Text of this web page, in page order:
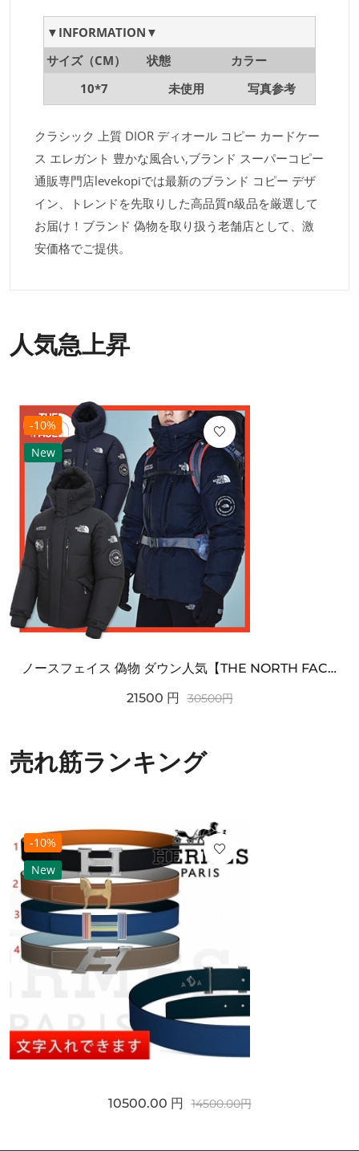
▼INFORMATION▼
サイズ（CM）
状態
カラー
10*7
未使用 写真参考
クラシック 上質 DIOR ディオール コピー カードケー
ス エレガント 豊かな風合い,ブランド スーパーコピー
通販専門店levekopiでは最新のブランド コピー デザ
イン、トレンドを先取りした高品質n級品を厳選して
お届け！ブランド 偽物を取り扱う老舗店として、激
安価格でご提供。
人気急上昇
-10%
New
ノースフェイス 偽物 ダウン人気【THE NORTH FACE】M'S 7 SUMMIT HIM...
21500 円 30500円
売れ筋ランキング
-10%
New
10500.00 円 14500.00円